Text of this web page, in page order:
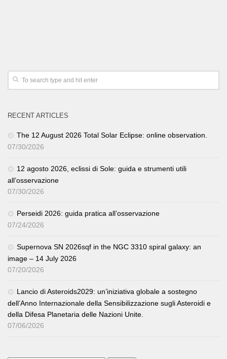
RECENT ARTICLES
The 12 August 2026 Total Solar Eclipse: online observation.
07/30/2026
12 agosto 2026, eclissi di Sole: guida e strumenti utili
all’osservazione
07/30/2026
Perseidi 2026: guida pratica all’osservazione
07/24/2026
Supernova SN 2026sqf in the NGC 3310 spiral galaxy: an
image – 14 July 2026
07/20/2026
Lancio di Asteroids2029: un’iniziativa globale a sostegno
dell’Anno Internazionale della Sensibilizzazione sugli Asteroidi e
della Difesa Planetaria delle Nazioni Unite.
07/06/2026